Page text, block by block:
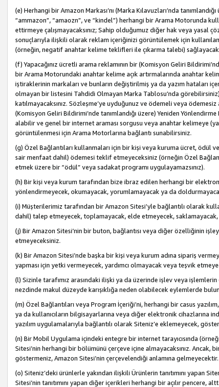
(e) Herhangi bir Amazon Markası’nı (Marka Kılavuzları’nda
“ammazon”, “amaozn”, ve “kindel”) herhangi bir Arama Motorunda
ettirmeye çalışmayacaksınız; Sahip olduğumuz diğer hak veya yasal
sonuçlarıyla ilişkili olarak reklam içeriğinizi görüntülemek için
(örneğin, negatif anahtar kelime teklifleri ile çıkarma talebi)
(f) Yapacağınız ücretli arama reklamının bir (Komisyon Geliri
bir Arama Motorundaki anahtar kelime açık artırmalarında anahtar
iştiraklerinin markaları ve bunların değiştirilmiş ya da yazım hataları
olmayan bir listesini Tahdidi Olmayan Marka Tablosu’nda
katılmayacaksınız. Sözleşme’ye uyduğunuz ve ödemeli veya
(Komisyon Geliri Bildirimi’nde tanımlandığı üzere) Yeniden
alabilir ve genel bir internet araması sorgusu veya anahtar kelimeye
görüntülenmesi için Arama Motorlarına bağlantı sunabilirsiniz.
(g) Özel Bağlantıları kullanmaları için bir kişi veya kuruma ücret, ödül
sair menfaat dahil) ödemesi teklif etmeyeceksiniz (örneğin Özel
etmek üzere bir “ödül” veya sadakat programı uygulayamazsınız).
(h) Bir kişi veya kurum tarafından bize ibraz edilen herhangi bir
yönlendirmeyecek, okumayacak, yorumlamayacak ya da
(i) Müşterilerimiz tarafından bir Amazon Sitesi’yle bağlantılı olarak
dahil) talep etmeyecek, toplamayacak, elde etmeyecek,
(j) Bir Amazon Sitesi’nin bir buton, bağlantısı veya diğer özelliğinin
etmeyeceksiniz.
(k) Bir Amazon Sitesi’nde başka bir kişi veya kurum adına sipariş
yapması için yetki vermeyecek, yardımcı olmayacak veya teşvik
(l) Sizinle tarafımız arasındaki ilişki ya da üzerinde işlev veya
nezdinde makul düzeyde karışıklığa neden olabilecek eylemlerde
(m) Özel Bağlantıları veya Program İçeriği’ni, herhangi bir casus
ya da kullanıcıların bilgisayarlarına veya diğer elektronik
yazılım uygulamalarıyla bağlantılı olarak Siteniz’e eklemeyecek,
(n) Bir Mobil Uygulama içindeki entegre bir internet tarayıcısında
Sitesi’nin herhangi bir bölümünü çerçeve içine almayacaksınız. Ancak,
göstermeniz, Amazon Sitesi’nin çerçevelendiği anlamına gelmeyecektir.
(o) Siteniz’deki ürünlerle yakından ilişkili Ürünlerin tanıtımını yapan
Sitesi’nin tanıtımını yapan diğer içerikleri herhangi bir açılır pencere,